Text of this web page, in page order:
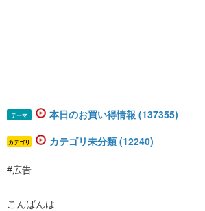
テーマ 本日のお買い得情報 (137355)
カテゴリ カテゴリ未分類 (12240)
#広告
こんばんは